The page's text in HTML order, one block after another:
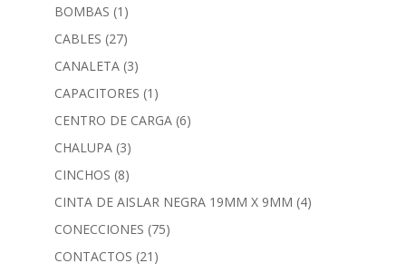
BOMBAS (1)
CABLES (27)
CANALETA (3)
CAPACITORES (1)
CENTRO DE CARGA (6)
CHALUPA (3)
CINCHOS (8)
CINTA DE AISLAR NEGRA 19MM X 9MM (4)
CONECCIONES (75)
CONTACTOS (21)